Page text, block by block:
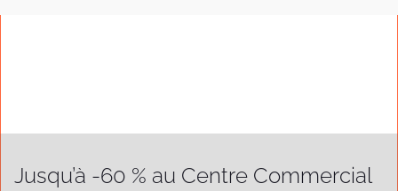
Jusqu’à -60 % au Centre Commercial